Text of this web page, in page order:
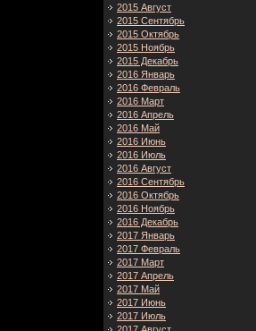
2015 Август
2015 Сентябрь
2015 Октябрь
2015 Ноябрь
2015 Декабрь
2016 Январь
2016 Февраль
2016 Март
2016 Апрель
2016 Май
2016 Июнь
2016 Июль
2016 Август
2016 Сентябрь
2016 Октябрь
2016 Ноябрь
2016 Декабрь
2017 Январь
2017 Февраль
2017 Март
2017 Апрель
2017 Май
2017 Июнь
2017 Июль